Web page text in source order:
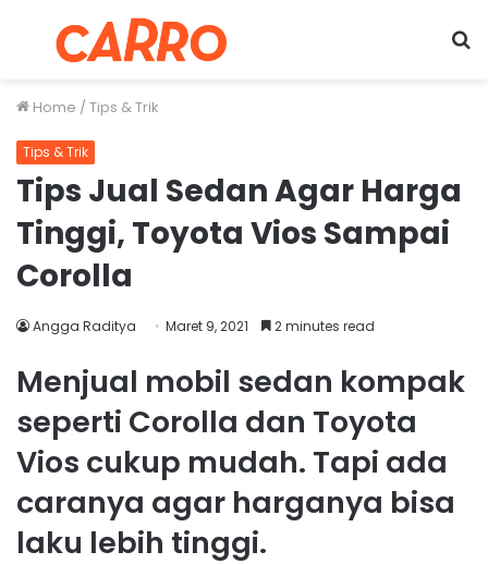
Menu
Home /Tips & Trik
Tips & Trik
Tips Jual Sedan Agar Harga
Tinggi, Toyota Vios Sampai
Corolla
Angga Raditya Maret 9, 2021 2 minutes read
Menjual mobil sedan kompak
seperti Corolla dan Toyota
Vios cukup mudah. Tapi ada
caranya agar harganya bisa
laku lebih tinggi.